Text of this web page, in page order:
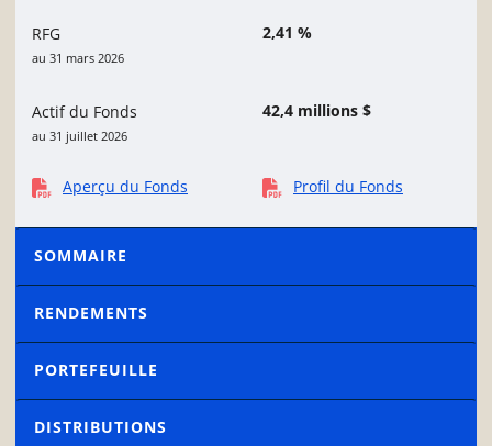
RFG
au 31 mars 2026
2,41 %
Actif du Fonds
au 31 juillet 2026
42,4 millions $
Aperçu du Fonds Profil du Fonds
SOMMAIRE
RENDEMENTS
PORTEFEUILLE
DISTRIBUTIONS